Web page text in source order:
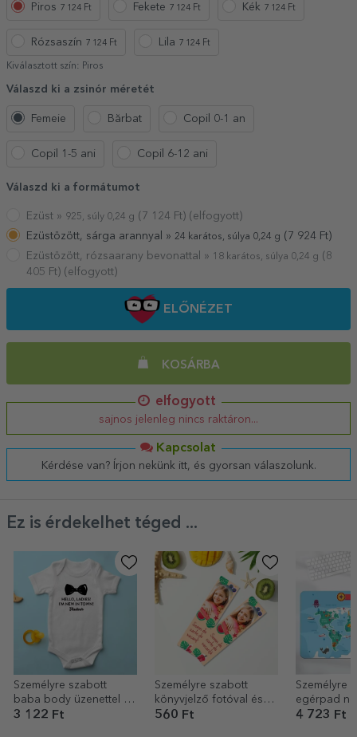
Piros 7 124 Ft Fekete 7 124 Ft Kék 7 124 Ft
Rózsaszín 7 124 Ft Lila 7 124 Ft
Kiválasztott szín: Piros
Válaszd ki a zsinór méretét
Femeie Bărbat Copil 0-1 an
Copil 1-5 ani Copil 6-12 ani
Válaszd ki a formátumot
Ezüst » 925, súly 0,24 g ( 7 124 Ft) (elfogyott)
Ezüstözött, sárga arannyal » 24 karátos, súlya 0,24 g ( 7 924 Ft)
Ezüstözött, rózsaarany bevonattal » 18 karátos, súlya 0,24 g ( 8
405 Ft) (elfogyott)
ELŐNÉZET
KOSÁRBA
elfogyott
sajnos jelenleg nincs raktáron...
Kapcsolat
Kérdése van? Írjon nekünk itt, és gyorsan válaszolunk.
Ez is érdekelhet téged ...
Személyre szabott
baba body üzenettel -
Papion
3 122 Ft
Személyre szabott
könyvjelző fotóval és
szöveggel – Nyári
560 Ft
Személyre
egérpad
4 723 Ft